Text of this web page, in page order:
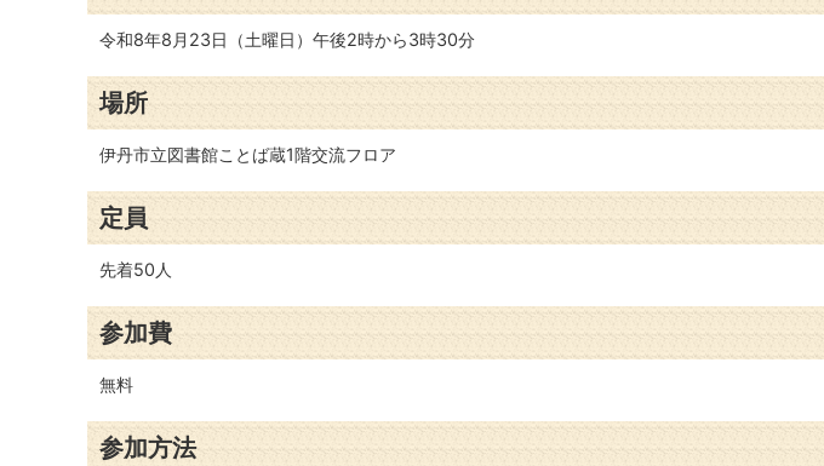
令和8年8月23日（土曜日）午後2時から3時30分
場所
伊丹市立図書館ことば蔵1階交流フロア
定員
先着50人
参加費
無料
参加方法